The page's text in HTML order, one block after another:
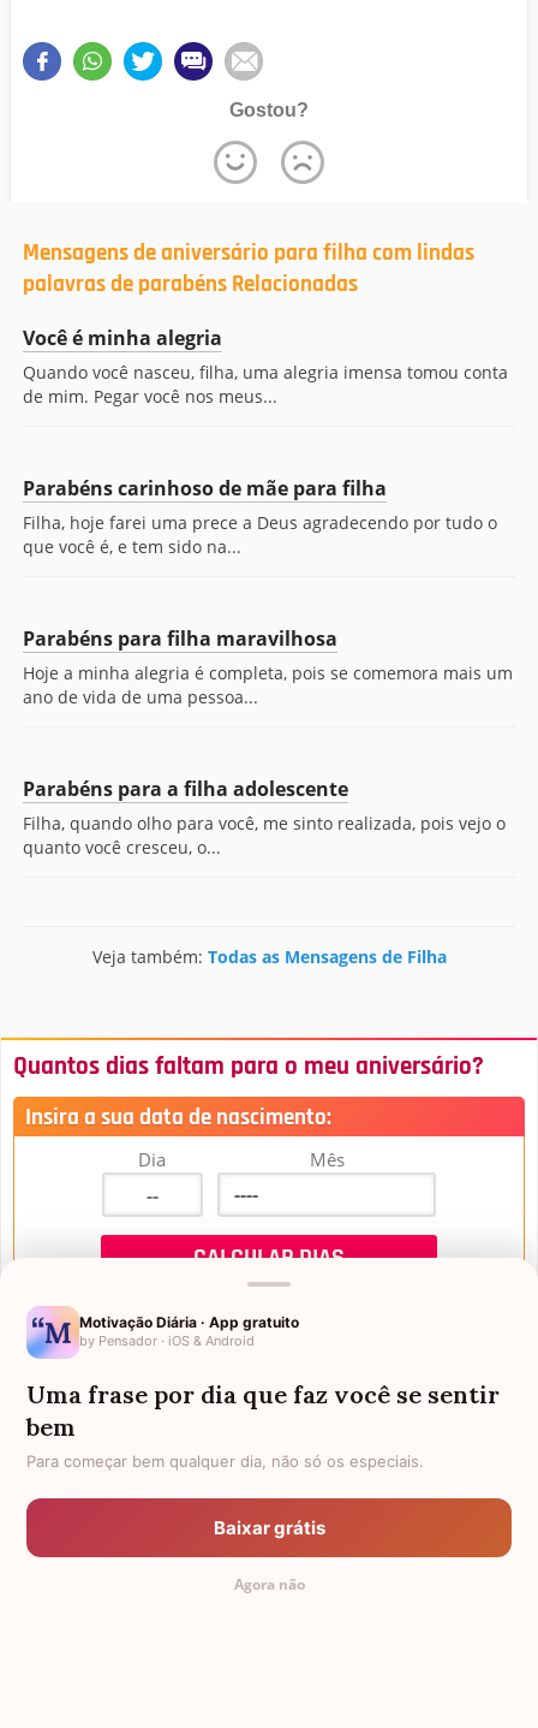
Gostou?
Mensagens de aniversário para filha com lindas
palavras de parabéns Relacionadas
Você é minha alegria
Quando você nasceu, filha, uma alegria imensa tomou conta
de mim. Pegar você nos meus...
Parabéns carinhoso de mãe para filha
Filha, hoje farei uma prece a Deus agradecendo por tudo o
que você é, e tem sido na...
Parabéns para filha maravilhosa
Hoje a minha alegria é completa, pois se comemora mais um
ano de vida de uma pessoa...
Parabéns para a filha adolescente
Filha, quando olho para você, me sinto realizada, pois vejo o
quanto você cresceu, o...
Veja também: Todas as Mensagens de Filha
Quantos dias faltam para o meu aniversário?
Insira a sua data de nascimento:
Dia Mês
Mensagens de Aniversário
FALTAM 3 DIAS PARA O MEU
ANIVERSÁRIO
Motivação Diária · App gratuito
by Pensador · iOS & Android
Uma frase por dia que faz você se sentir
bem
Para começar bem qualquer dia, não só os especiais.
Baixar grátis
Agora não